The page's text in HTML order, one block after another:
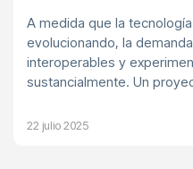
A medida que la
evolucionando, la
interoperables y
sustancialmente. Un
22 julio 2025